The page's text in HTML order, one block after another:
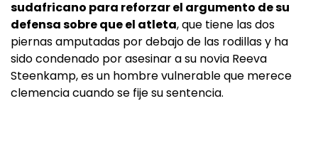
sudafricano para reforzar el argumento de su
defensa sobre que el atleta, que tiene las dos
piernas amputadas por debajo de las rodillas y ha
sido condenado por asesinar a su novia Reeva
Steenkamp, es un hombre vulnerable que merece
clemencia cuando se fije su sentencia.